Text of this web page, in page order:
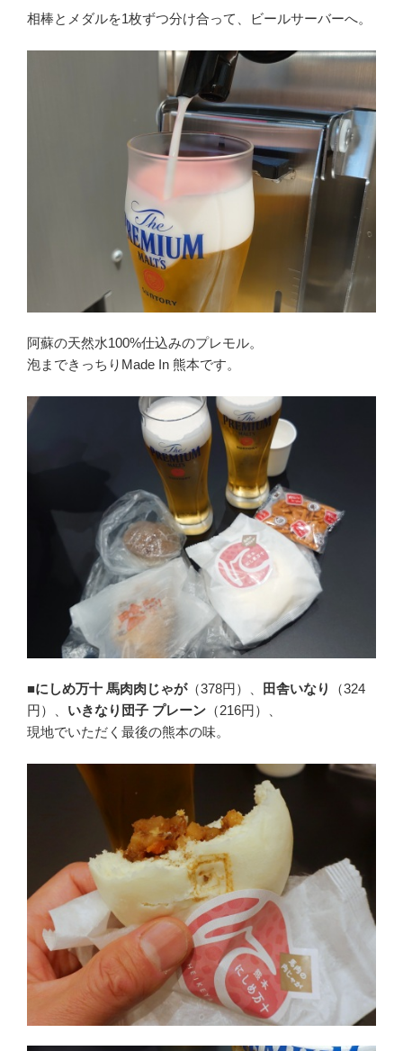
相棒とメダルを1枚ずつ分け合って、ビールサーバーへ。
阿蘇の天然水100%仕込みのプレモル。
泡まできっちりMade In 熊本です。
■にしめ万十 馬肉肉じゃが（378円）、 田舎いなり
（324
円）、 いきなり団子 プレーン （216円）、
現地でいただく最後の熊本の味。